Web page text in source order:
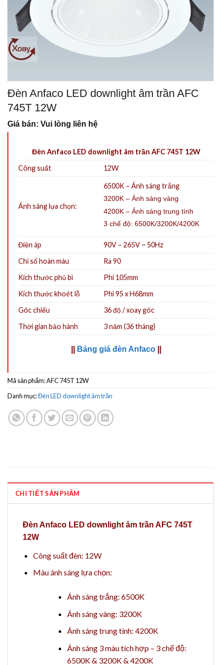
Đèn Anfaco LED downlight âm trần AFC
745T 12W
Giá bán: Vui lòng liên hệ
Đèn Anfaco LED downlight âm trần AFC 745T 12W
Công suất
12W
Ánh sáng lựa chọn:
6500K – Ánh sáng trắng
3200K – Ánh sáng vàng
4200K – Ánh sáng trung tính
3 chế độ: 6500K/3200K/4200K
Điện áp
90V – 265V ~ 50Hz
Chỉ số hoàn màu
Ra 90
Kích thước phủ bì
Phi 105mm
Kích thước khoét lỗ
Phi 95 x H68mm
Góc chiếu
36 độ / xoay góc
Thời gian bảo hành
3 năm (36 tháng)
Bảng giá đèn Anfaco
Mã sản phẩm:AFC 745T 12W
Danh mục:Đèn LED downlight âm trần
CHI TIẾT SẢN PHẨM
Đèn Anfaco LED downlight âm trần AFC 745T
12W
Công suất đèn: 12W
Màu ánh sáng lựa chọn:
Ánh sáng trắng: 6500K
Ánh sáng vàng: 3200K
Ánh sáng trung tính: 4200K
Ánh sáng 3 màu tích hợp – 3 chế độ:
6500K & 3200K & 4200K